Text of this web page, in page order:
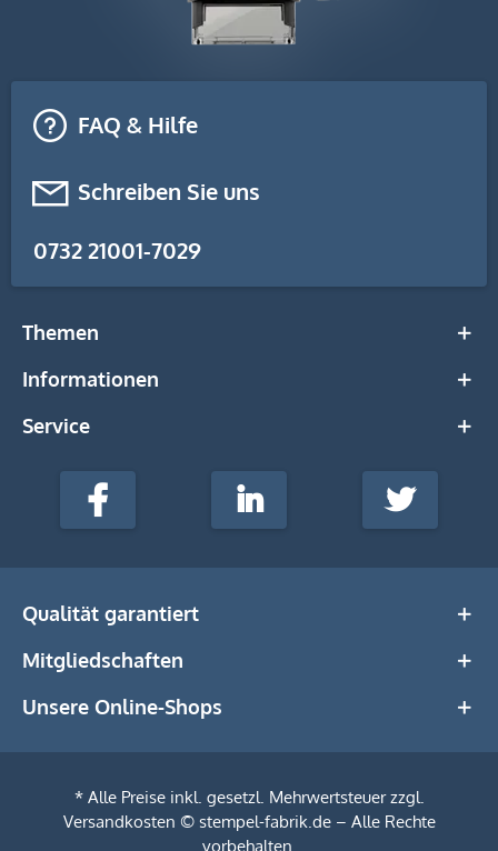
FAQ & Hilfe
Schreiben Sie uns
0732 21001-7029
Themen
Informationen
Service
stempel-
Media
Facebook LinkedIn Twitter
Qualität garantiert
Mitgliedschaften
Unsere Online-Shops
* Alle Preise inkl. gesetzl. Mehrwertsteuer zzgl.
Versandkosten © stempel-fabrik.de – Alle Rechte
vorbehalten.